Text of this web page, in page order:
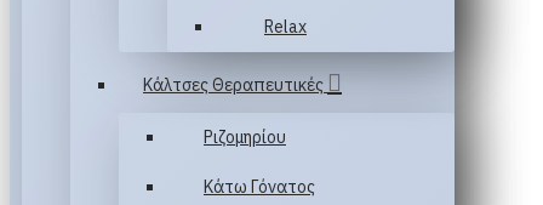
Relax
Κάλτσες Θεραπευτικές
Ριζομηρίου
Κάτω Γόνατος